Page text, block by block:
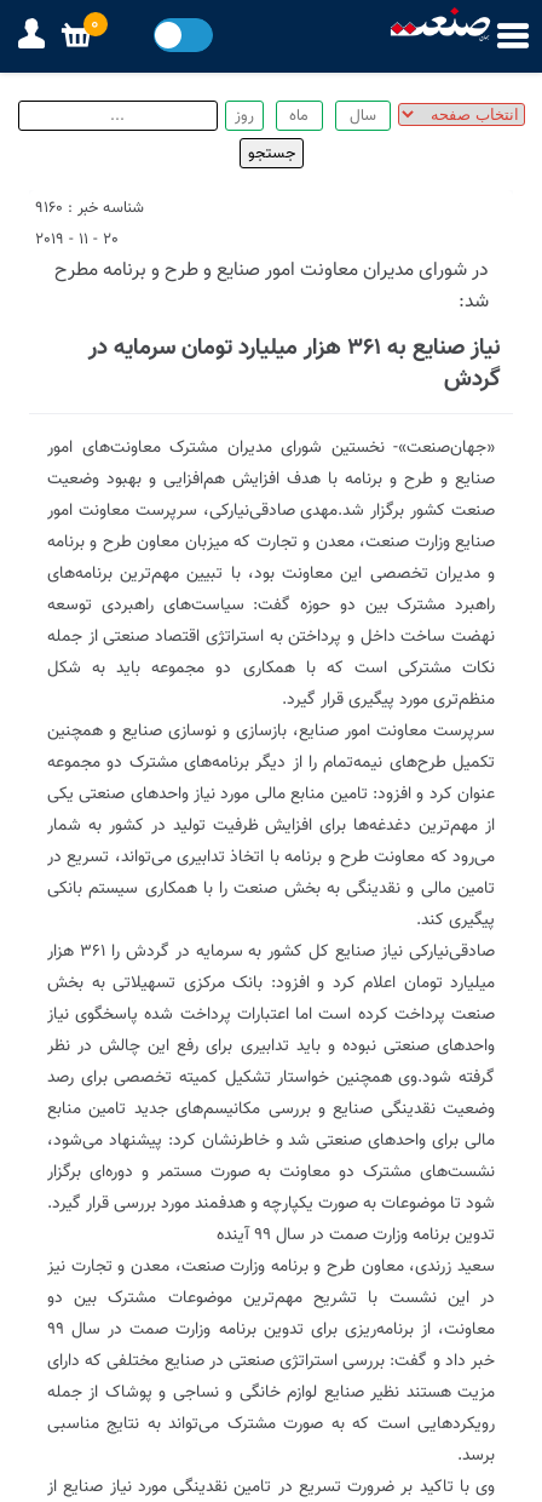
شناسه خبر : 9160
20 - 11 - 2019
در شورای مدیران معاونت امور صنایع و طرح و برنامه مطرح
شد:
نیاز صنایع به ۳۶۱ هزار میلیارد تومان سرمایه در
گردش
«جهان‌صنعت»- نخستین شورای مدیران مشترک معاونت‌های امور
صنایع و طرح و برنامه با هدف افزایش هم‌افزایی و بهبود وضعیت
صنعت کشور برگزار شد.مهدی صادقی‌نیارکی، سرپرست معاونت امور
صنایع وزارت صنعت، معدن و تجارت که میزبان معاون طرح و برنامه
و مدیران تخصصی این معاونت بود، با تبیین مهم‌ترین برنامه‌های
راهبرد مشترک بین دو حوزه گفت: سیاست‌های راهبردی توسعه
نهضت ساخت داخل و پرداختن به استراتژی اقتصاد صنعتی از جمله
نکات مشترکی است که با همکاری دو مجموعه باید به شکل
منظم‌تری مورد پیگیری قرار گیرد.
سرپرست معاونت امور صنایع، بازسازی و نوسازی صنایع و همچنین
تکمیل طرح‌های نیمه‌تمام را از دیگر برنامه‌های مشترک دو مجموعه
عنوان کرد و افزود: تامین منابع مالی مورد نیاز واحدهای صنعتی یکی
از مهم‌ترین دغدغه‌ها برای افزایش ظرفیت تولید در کشور به شمار
می‌رود که معاونت طرح و برنامه با اتخاذ تدابیری می‌تواند، تسریع در
تامین مالی و نقدینگی به بخش صنعت را با همکاری سیستم بانکی
پیگیری کند.
صادقی‌نیارکی نیاز صنایع کل کشور به سرمایه در گردش را ۳۶۱ هزار
میلیارد تومان اعلام کرد و افزود: بانک مرکزی تسهیلاتی به بخش
صنعت پرداخت کرده است اما اعتبارات پرداخت شده پاسخگوی نیاز
واحدهای صنعتی نبوده و باید تدابیری برای رفع این چالش در نظر
گرفته شود.وی همچنین خواستار تشکیل کمیته تخصصی برای رصد
وضعیت نقدینگی صنایع و بررسی مکانیسم‌های جدید تامین منابع
مالی برای واحدهای صنعتی شد و خاطرنشان کرد: پیشنهاد می‌شود،
نشست‌های مشترک دو معاونت به صورت مستمر و دوره‌ای برگزار
شود تا موضوعات به صورت یکپارچه و هدفمند مورد بررسی قرار گیرد.
تدوین برنامه وزارت صمت در سال ۹۹ آینده
سعید زرندی، معاون طرح و برنامه وزارت صنعت، معدن و تجارت نیز
در این نشست با تشریح مهم‌ترین موضوعات مشترک بین دو
معاونت، از برنامه‌ریزی برای تدوین برنامه وزارت صمت در سال ۹۹
خبر داد و گفت: بررسی استراتژی صنعتی در صنایع مختلفی که دارای
مزیت هستند نظیر صنایع لوازم خانگی و نساجی و پوشاک از جمله
رویکردهایی است که به صورت مشترک می‌تواند به نتایج مناسبی
برسد.
وی با تاکید بر ضرورت تسریع در تامین نقدینگی مورد نیاز صنایع از
0